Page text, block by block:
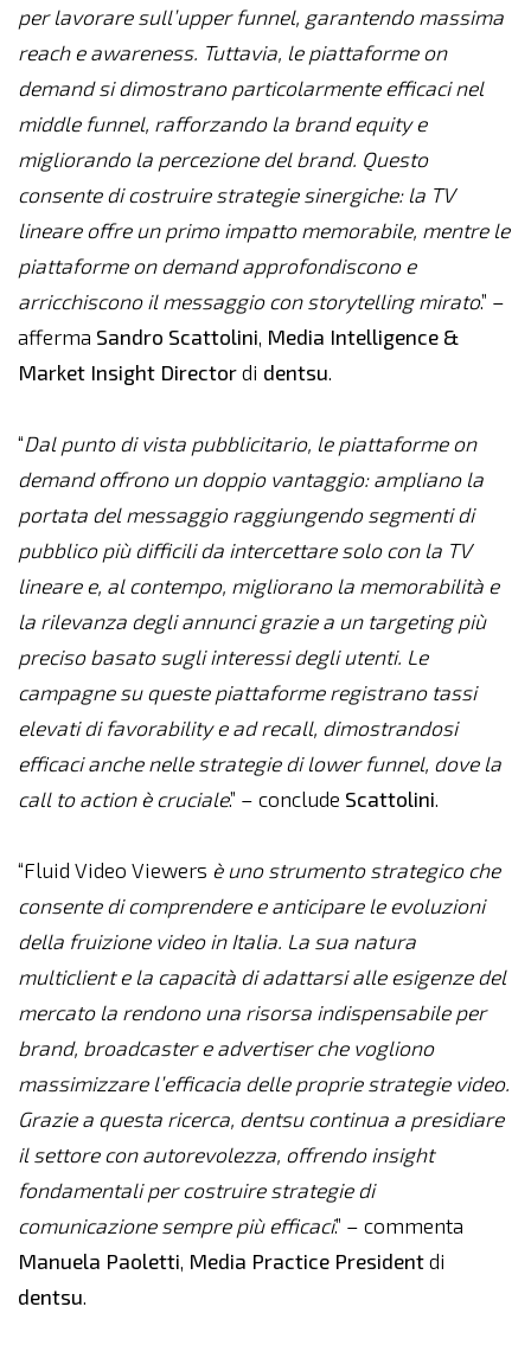
per lavorare sull’upper funnel, garantendo massima
reach e awareness. Tuttavia, le piattaforme on
demand si dimostrano particolarmente efficaci nel
middle funnel, rafforzando la brand equity e
migliorando la percezione del brand. Questo
consente di costruire strategie sinergiche: la TV
lineare offre un primo impatto memorabile, mentre le
piattaforme on demand approfondiscono e
arricchiscono il messaggio con storytelling mirato.” –
afferma Sandro Scattolini, Media Intelligence &
Market Insight Directordi dentsu.
“Dal punto di vista pubblicitario, le piattaforme on
demand offrono un doppio vantaggio: ampliano la
portata del messaggio raggiungendo segmenti di
pubblico più difficili da intercettare solo con la TV
lineare e, al contempo, migliorano la memorabilità e
la rilevanza degli annunci grazie a un targeting più
preciso basato sugli interessi degli utenti. Le
campagne su queste piattaforme registrano tassi
elevati di favorability e ad recall, dimostrandosi
efficaci anche nelle strategie di lower funnel, dove la
call to action è cruciale.” – conclude Scattolini.
“Fluid Video Viewers è uno strumento strategico che
consente di comprendere e anticipare le evoluzioni
della fruizione video in Italia. La sua natura
multiclient e la capacità di adattarsi alle esigenze del
mercato la rendono una risorsa indispensabile per
brand, broadcaster e advertiser che vogliono
massimizzare l’efficacia delle proprie strategie video.
Grazie a questa ricerca, dentsu continua a presidiare
il settore con autorevolezza, offrendo insight
fondamentali per costruire strategie di
comunicazione sempre più efficaci.” – commenta
Manuela Paoletti, Media Practice Presidentdi
dentsu.